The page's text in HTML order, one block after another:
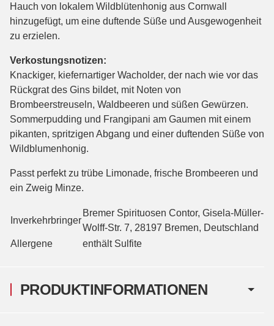
PRODUKTINFORMATIONEN
Hauch von lokalem Wildblütenhonig aus Cornwall
hinzugefügt, um eine duftende Süße und Ausgewogenheit
zu erzielen.
Verkostungsnotizen:
Knackiger, kiefernartiger Wacholder, der nach wie vor das
Rückgrat des Gins bildet, mit Noten von
Brombeerstreuseln, Waldbeeren und süßen Gewürzen.
Sommerpudding und Frangipani am Gaumen mit einem
pikanten, spritzigen Abgang und einer duftenden Süße von
Wildblumenhonig.
Passt perfekt zu trübe Limonade, frische Brombeeren und
ein Zweig Minze.
Inverkehrbringer
Bremer Spirituosen Contor, Gisela-Müller-
Wolff-Str. 7, 28197 Bremen, Deutschland
Allergene
enthält Sulfite